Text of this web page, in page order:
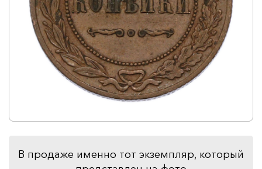
В продаже именно тот экземпляр, который